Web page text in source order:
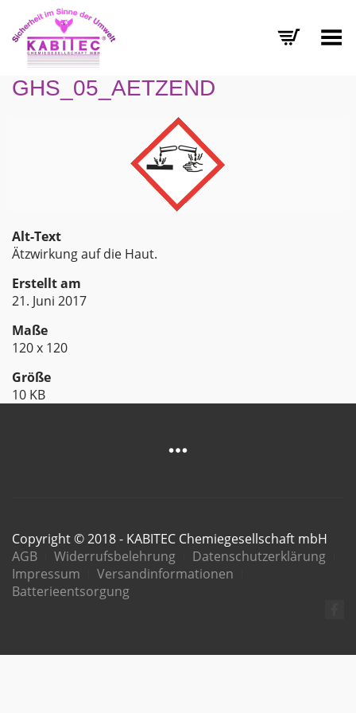
Menü umschalten
GHS_05_AETZEND
Alt-Text
Ätzwirkung auf die Haut.
Erstellt am
21. Juni 2017
Maße
120 x 120
Größe
10 KB
Copyright © 2018 - KABITEC Chemiegesellschaft mbH
AGB
Widerrufsbelehrung
Datenschutzerklärung
Impressum
Versandinformationen
Batterieentsorgung